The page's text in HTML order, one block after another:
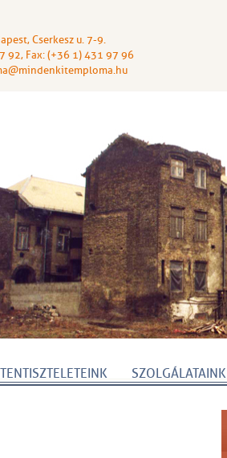
Cserkesz u. 7-9.
92, Fax: (+36 1) 431 97 96
SZOLGÁLATAINK